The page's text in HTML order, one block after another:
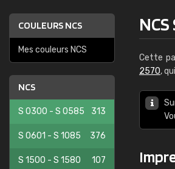
COULEURS NCS
Mes couleurs NCS
NCS
S 0300 - S 0585 313
S 0601 - S 1085 376
S 1500 - S 1580 107
Cette
2570,